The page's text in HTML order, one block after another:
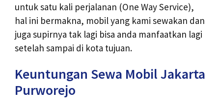
untuk satu kali perjalanan (One Way Service),
hal ini bermakna, mobil yang kami sewakan dan
juga supirnya tak lagi bisa anda manfaatkan lagi
setelah sampai di kota tujuan.
Keuntungan Sewa Mobil Jakarta
Purworejo